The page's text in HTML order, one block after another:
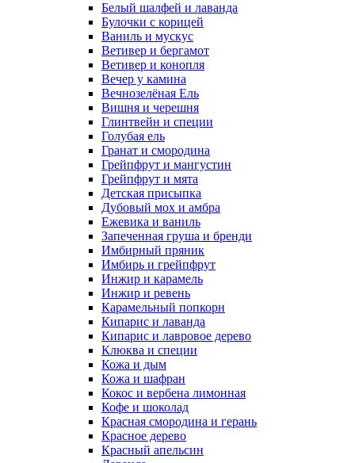
Белый шалфей и лаванда
Булочки с корицей
Ваниль и мускус
Ветивер и бергамот
Ветивер и конопля
Вечер у камина
Вечнозелёная Ель
Вишня и черешня
Глинтвейн и специи
Голубая ель
Гранат и смородина
Грейпфрут и мангустин
Грейпфрут и мята
Детская присыпка
Дубовый мох и амбра
Ежевика и ваниль
Запеченная груша и бренди
Имбирный пряник
Имбирь и грейпфрут
Инжир и карамель
Инжир и ревень
Карамельный попкорн
Кипарис и лаванда
Кипарис и лавровое дерево
Клюква и специи
Кожа и дым
Кожа и шафран
Кокос и вербена лимонная
Кофе и шоколад
Красная смородина и герань
Красное дерево
Красный апельсин